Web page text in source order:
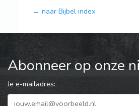
← naar Bijbel index
Abonneer op onze
Je e-mailadres: